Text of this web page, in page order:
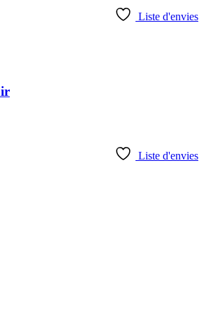
Liste d'envies
Liste d'envies